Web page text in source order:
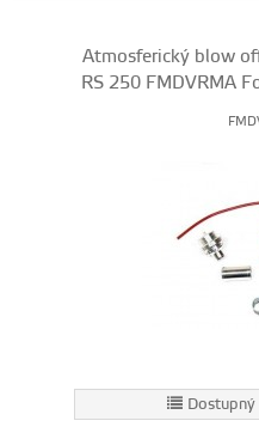
Atmosferický blow
RS 250 FMDVRMA